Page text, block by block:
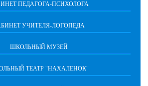
ПЕДАГОГА-ПСИХОЛОГА
УЧИТЕЛЯ-ЛОГОПЕДА
ШКОЛЬНЫЙ МУЗЕЙ
ТЕАТР "НАХАЛЕНОК"